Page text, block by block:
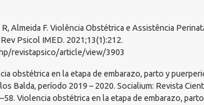
Almeida F. Violência Obstétrica e Assistência
Psicol IMED. 2021;13(1):212.
revistapsico/article/view/3903
obstétrica en la etapa de embarazo, parto y
Balda, período 2019 – 2020. Socialium: Revista
Violencia obstétrica en la etapa de embarazo,